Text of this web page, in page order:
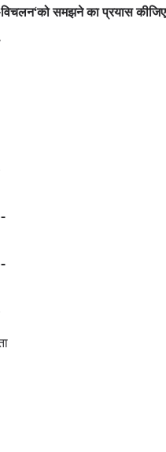
समझने का प्रयास